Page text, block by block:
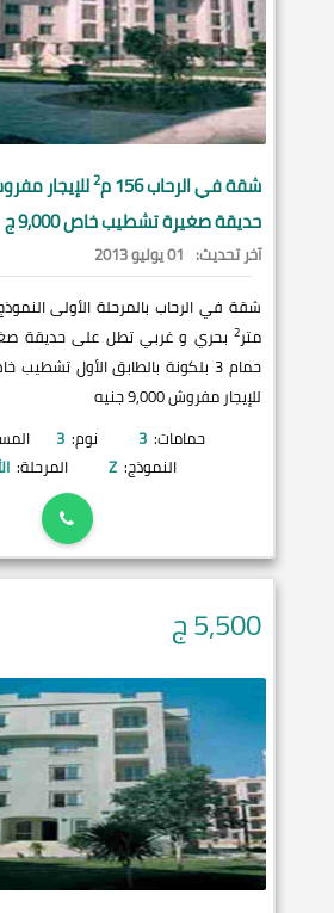
شقة فيالرحاب156 م 2للإيجار
حديقة صغيرة تشطيب خاص 9,000 ج
آخر تحديث: 01 يوليو 2013
شقة في الرحاب بالمرحلة الأولى
متر2
حمام 3 بلكونة بالطابق الأول
للإيجار مفروش 9,000 جنيه
حمامات: 3 نوم: 3
النموذج: Z المرحلة:
5,500ج